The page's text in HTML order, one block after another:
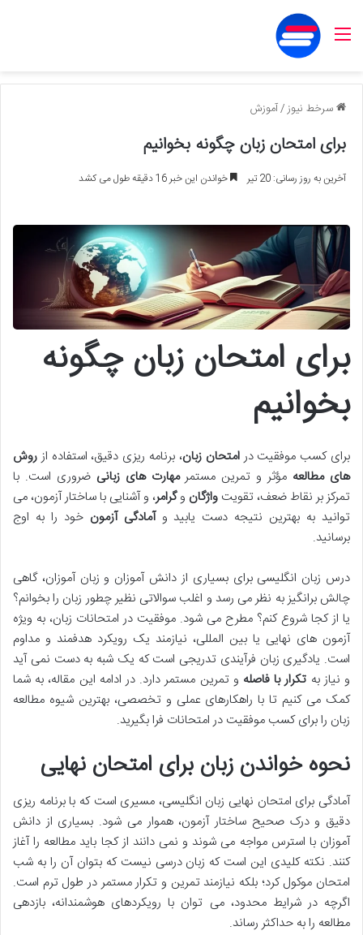
منو
سرخط نیوز/آموزش
برای امتحان زبان چگونه بخوانیم
آخرین به روز رسانی: 20 تیر خواندن این خبر 16 دقیقه طول می کشد
برای امتحان زبان چگونه
بخوانیم
برای کسب موفقیت درامتحان زبان، برنامه ریزی دقیق، استفاده از روش
های مطالعه مؤثر و تمرین مستمرمهارت های زبانی ضروری است. با
تمرکز بر نقاط ضعف، تقویت واژگان وگرامر، و آشنایی با ساختار آزمون، می
توانید به بهترین نتیجه دست یابید وآمادگی آزمون خود را به اوج
برسانید.
درس زبان انگلیسی برای بسیاری از دانش آموزان و زبان آموزان، گاهی
چالش برانگیز به نظر می رسد و اغلب سوالاتی نظیر چطور زبان را بخوانم؟
یا از کجا شروع کنم؟ مطرح می شود. موفقیت در امتحانات زبان، به ویژه
آزمون های نهایی یا بین المللی، نیازمند یک رویکرد هدفمند و مداوم
است. یادگیری زبان فرآیندی تدریجی است که یک شبه به دست نمی آید
و نیاز به تکرار با فاصله و تمرین مستمر دارد. در ادامه این مقاله، به شما
کمک می کنیم تا با راهکارهای عملی و تخصصی، بهترین شیوه مطالعه
زبان را برای کسب موفقیت در امتحانات فرا بگیرید.
نحوه خواندن زبان برای امتحان نهایی
آمادگی برای امتحان نهایی زبان انگلیسی، مسیری است که با برنامه ریزی
دقیق و درک صحیح ساختار آزمون، هموار می شود. بسیاری از دانش
آموزان با استرس مواجه می شوند و نمی دانند از کجا باید مطالعه را آغاز
کنند. نکته کلیدی این است که زبان درسی نیست که بتوان آن را به شب
امتحان موکول کرد؛ بلکه نیازمند تمرین و تکرار مستمر در طول ترم است.
اگرچه در شرایط محدود، می توان با رویکردهای هوشمندانه، بازدهی
مطالعه را به حداکثر رساند.